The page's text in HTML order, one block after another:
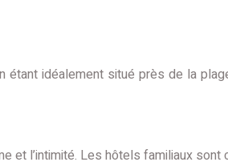
étant idéalement situé près de la
et l’intimité. Les hôtels familiaux sont